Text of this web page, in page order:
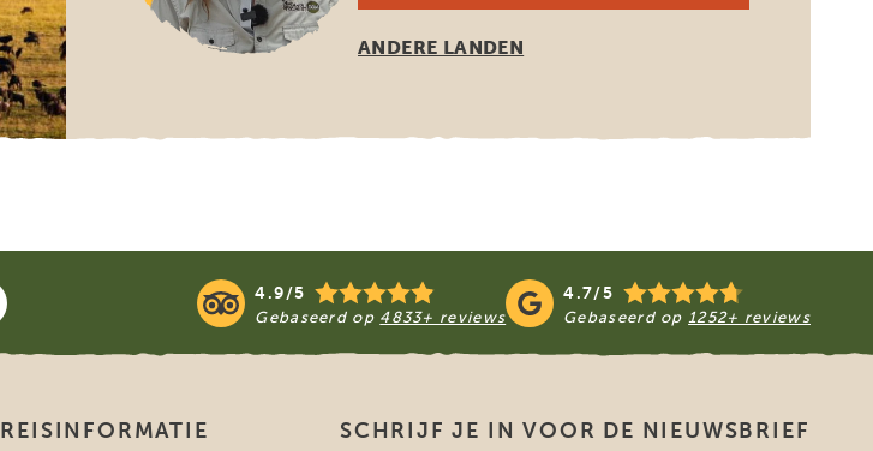
ANDERE LANDEN
4.9/5
Gebaseerd op 4833+ reviews
4.7/5
Gebaseerd op 1252+ reviews
REISINFORMATIE SCHRIJF JE IN VOOR DE NIEUWSBRIEF